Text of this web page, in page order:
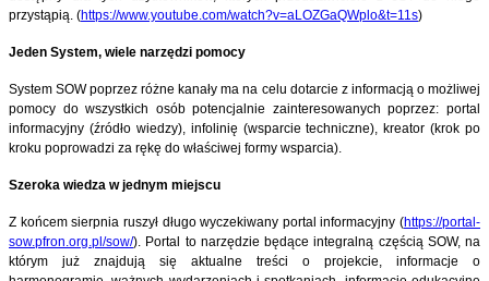
przystąpią. (https://www.youtube.com/watch?v=aLOZGaQWplo&t=11s)
Jeden System, wiele narzędzi pomocy
System SOW poprzez różne kanały ma na celu dotarcie z informacją o możliwej
pomocy do wszystkich osób potencjalnie zainteresowanych poprzez: portal
informacyjny (źródło wiedzy), infolinię (wsparcie techniczne), kreator (krok po
kroku poprowadzi za rękę do właściwej formy wsparcia).
Szeroka wiedza w jednym miejscu
Z końcem sierpnia ruszył długo wyczekiwany portal informacyjny (https://portal-
sow.pfron.org.pl/sow/). Portal to narzędzie będące integralną częścią SOW, na
którym już znajdują się aktualne treści o projekcie, informacje o